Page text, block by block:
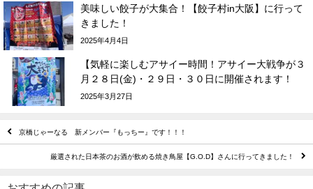
美味しい餃子が大集合！【餃子村in大阪】に行って
きました！
2025年4月4日
【気軽に楽しむアサイー時間！アサイー大戦争が３
月２８日(金)・２９日・３０日に開催されます！
2025年3月27日
京橋じゃーなる 新メンバー『もっちー』です！！！
厳選された日本茶のお酒が飲める焼き鳥屋【G.O.D】さんに行ってきました！